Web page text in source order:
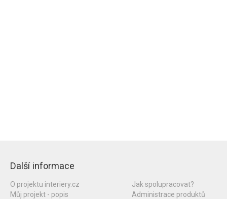
Další informace
O projektu interiery.cz
Můj projekt - popis
Jak spolupracovat?
Administrace produktů